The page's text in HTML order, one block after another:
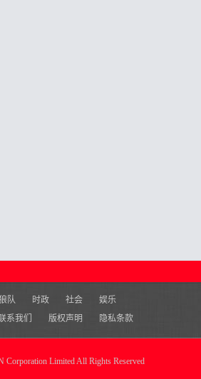
队 时政 社会
娱乐
系我们 版权声明 隐私条款
Corporation Limited All Rights Reserved